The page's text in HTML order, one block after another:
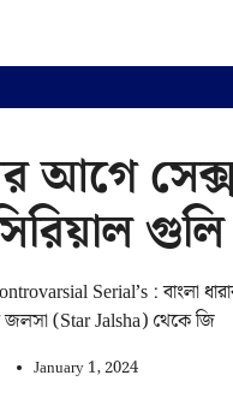
আগে
গুলি
Serial’s : বাংলা
জলসা (Star Jalsha) থেকে জি
January 1, 2024